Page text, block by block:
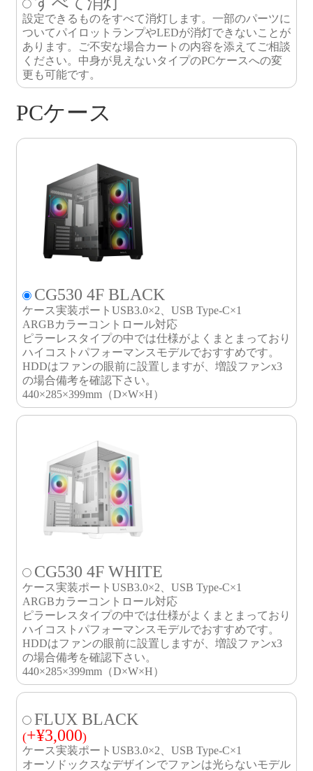
設定できるものをすべて消灯します。一部のパーツに
ついてパイロットランプやLEDが消灯できないことが
あります。ご不安な場合カートの内容を添えてご相談
ください。中身が見えないタイプのPCケースへの変
更も可能です。
PCケース
CG530 4F BLACK
ケース実装ポートUSB3.0×2、USB Type-C×1
ARGBカラーコントロール対応
ピラーレスタイプの中では仕様がよくまとまっており
ハイコストパフォーマンスモデルでおすすめです。
HDDはファンの眼前に設置しますが、増設ファンx3
の場合備考を確認下さい。
440×285×399mm（D×W×H）
CG530 4F WHITE
ケース実装ポートUSB3.0×2、USB Type-C×1
ARGBカラーコントロール対応
ピラーレスタイプの中では仕様がよくまとまっており
ハイコストパフォーマンスモデルでおすすめです。
HDDはファンの眼前に設置しますが、増設ファンx3
の場合備考を確認下さい。
440×285×399mm（D×W×H）
FLUX BLACK
(+¥3,000)
ケース実装ポートUSB3.0×2、USB Type-C×1
オーソドックスなデザインでファンは光らないモデル